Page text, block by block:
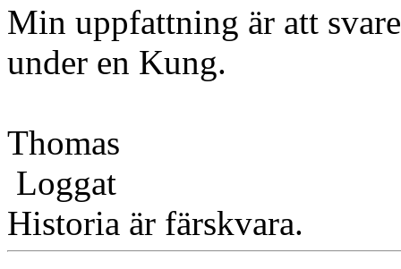
Min uppfattning är att
under en Kung.
Thomas
Loggat
Historia är färskvara.